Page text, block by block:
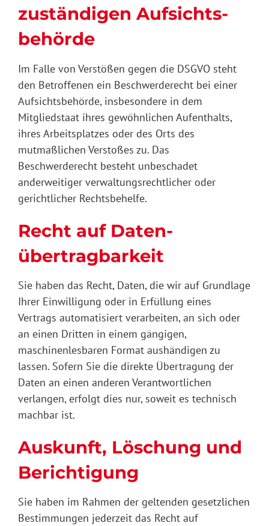
zuständigen Aufsichts­
behörde
Im Falle von Verstößen gegen die DSGVO steht
den Betroffenen ein Beschwerderecht bei einer
Aufsichtsbehörde, insbesondere in dem
Mitgliedstaat ihres gewöhnlichen Aufenthalts,
ihres Arbeitsplatzes oder des Orts des
mutmaßlichen Verstoßes zu. Das
Beschwerderecht besteht unbeschadet
anderweitiger verwaltungsrechtlicher oder
gerichtlicher Rechtsbehelfe.
Recht auf Daten­
übertrag­barkeit
Sie haben das Recht, Daten, die wir auf Grundlage
Ihrer Einwilligung oder in Erfüllung eines
Vertrags automatisiert verarbeiten, an sich oder
an einen Dritten in einem gängigen,
maschinenlesbaren Format aushändigen zu
lassen. Sofern Sie die direkte Übertragung der
Daten an einen anderen Verantwortlichen
verlangen, erfolgt dies nur, soweit es technisch
machbar ist.
Auskunft, Löschung und
Berichtigung
Sie haben im Rahmen der geltenden gesetzlichen
Bestimmungen jederzeit das Recht auf